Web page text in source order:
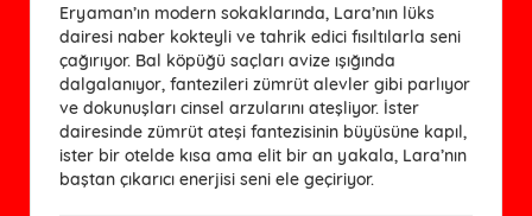
Eryaman’ın modern sokaklarında, Lara’nın lüks
dairesi naber kokteyli ve tahrik edici fısıltılarla seni
çağırıyor. Bal köpüğü saçları avize ışığında
dalgalanıyor, fantezileri zümrüt alevler gibi parlıyor
ve dokunuşları cinsel arzularını ateşliyor. İster
dairesinde zümrüt ateşi fantezisinin büyüsüne kapıl,
ister bir otelde kısa ama elit bir an yakala, Lara’nın
baştan çıkarıcı enerjisi seni ele geçiriyor.